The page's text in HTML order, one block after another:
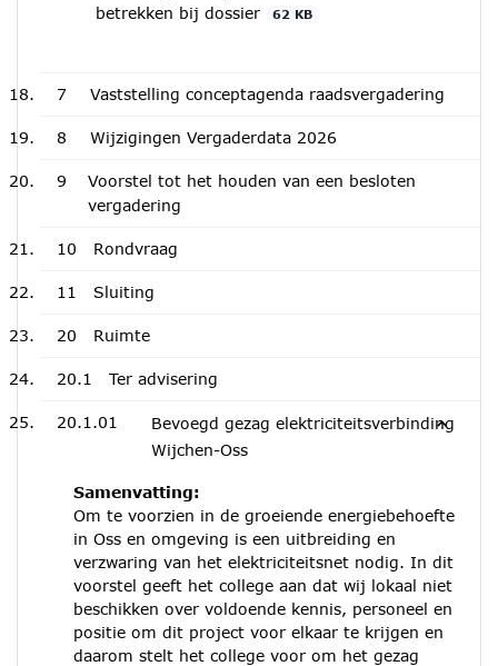
betrekken bij dossier
62 KB
7 Vaststelling conceptagenda raadsvergadering
8 Wijzigingen Vergaderdata 2026
9
Voorstel tot het houden van een besloten
vergadering
10 Rondvraag
11 Sluiting
20 Ruimte
20.1 Ter advisering
20.1.01
Bevoegd gezag elektriciteitsverbinding
Wijchen-Oss
Samenvatting:
Om te voorzien in de groeiende energiebehoefte
in Oss en omgeving is een uitbreiding en
verzwaring van het elektriciteitsnet nodig. In dit
voorstel geeft het college aan dat wij lokaal niet
beschikken over voldoende kennis, personeel en
positie om dit project voor elkaar te krijgen en
daarom stelt het college voor om het gezag